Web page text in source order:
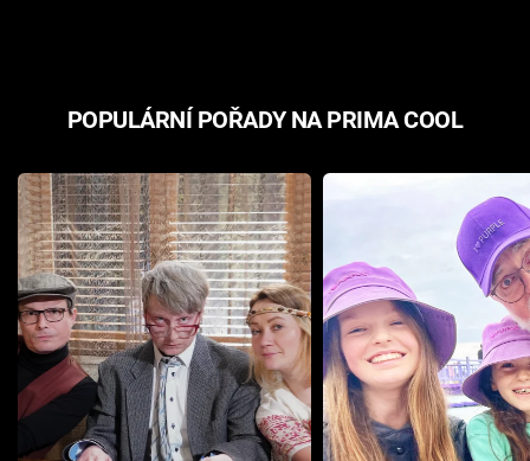
POPULÁRNÍ POŘADY NA PRIMA COOL